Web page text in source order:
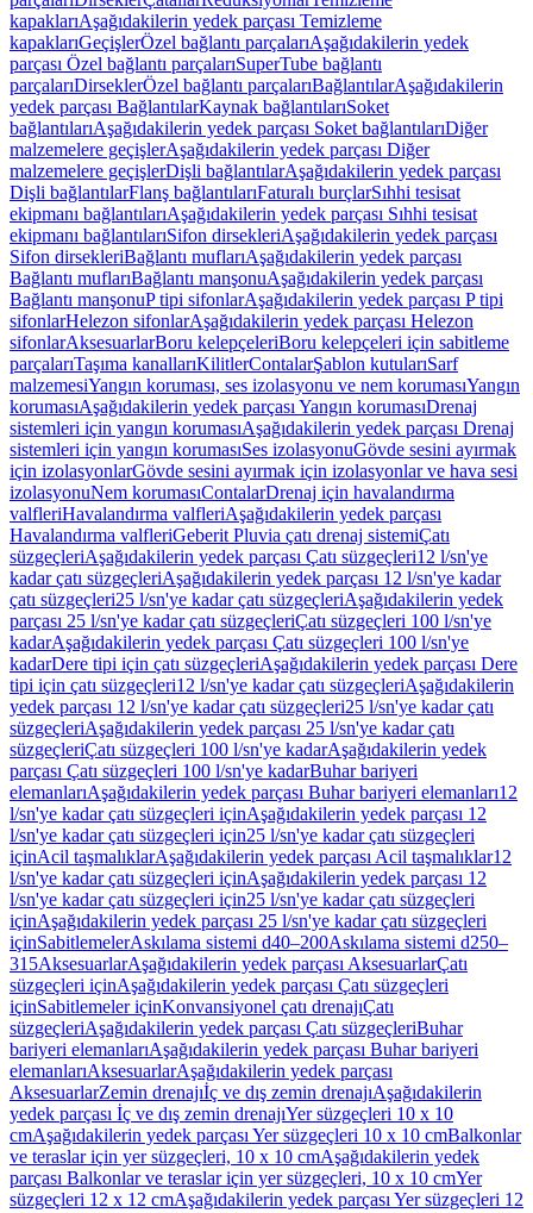
kapaklarıAşağıdakilerin yedek parçası Temizleme
kapaklarıGeçişlerÖzel bağlantı parçalarıAşağıdakilerin yedek
parçası Özel bağlantı parçalarıSuperTube bağlantı
parçalarıDirseklerÖzel bağlantı parçalarıBağlantılarAşağıdakilerin
yedek parçası BağlantılarKaynak bağlantılarıSoket
bağlantılarıAşağıdakilerin yedek parçası Soket bağlantılarıDiğer
malzemelere geçişlerAşağıdakilerin yedek parçası Diğer
malzemelere geçişlerDişli bağlantılarAşağıdakilerin yedek parçası
Dişli bağlantılarFlanş bağlantılarıFaturalı burçlarSıhhi tesisat
ekipmanı bağlantılarıAşağıdakilerin yedek parçası Sıhhi tesisat
ekipmanı bağlantılarıSifon dirsekleriAşağıdakilerin yedek parçası
Sifon dirsekleriBağlantı muflarıAşağıdakilerin yedek parçası
Bağlantı muflarıBağlantı manşonuAşağıdakilerin yedek parçası
Bağlantı manşonuP tipi sifonlarAşağıdakilerin yedek parçası P tipi
sifonlarHelezon sifonlarAşağıdakilerin yedek parçası Helezon
sifonlarAksesuarlarBoru kelepçeleriBoru kelepçeleri için sabitleme
parçalarıTaşıma kanallarıKilitlerContalarŞablon kutularıSarf
malzemesiYangın koruması, ses izolasyonu ve nem korumasıYangın
korumasıAşağıdakilerin yedek parçası Yangın korumasıDrenaj
sistemleri için yangın korumasıAşağıdakilerin yedek parçası Drenaj
sistemleri için yangın korumasıSes izolasyonuGövde sesini ayırmak
için izolasyonlarGövde sesini ayırmak için izolasyonlar ve hava sesi
izolasyonuNem korumasıContalarDrenaj için havalandırma
valfleriHavalandırma valfleriAşağıdakilerin yedek parçası
Havalandırma valfleriGeberit Pluvia çatı drenaj sistemiÇatı
süzgeçleriAşağıdakilerin yedek parçası Çatı süzgeçleri12 l/sn'ye
kadar çatı süzgeçleriAşağıdakilerin yedek parçası 12 l/sn'ye kadar
çatı süzgeçleri25 l/sn'ye kadar çatı süzgeçleriAşağıdakilerin yedek
parçası 25 l/sn'ye kadar çatı süzgeçleriÇatı süzgeçleri 100 l/sn'ye
kadarAşağıdakilerin yedek parçası Çatı süzgeçleri 100 l/sn'ye
kadarDere tipi için çatı süzgeçleriAşağıdakilerin yedek parçası Dere
tipi için çatı süzgeçleri12 l/sn'ye kadar çatı süzgeçleriAşağıdakilerin
yedek parçası 12 l/sn'ye kadar çatı süzgeçleri25 l/sn'ye kadar çatı
süzgeçleriAşağıdakilerin yedek parçası 25 l/sn'ye kadar çatı
süzgeçleriÇatı süzgeçleri 100 l/sn'ye kadarAşağıdakilerin yedek
parçası Çatı süzgeçleri 100 l/sn'ye kadarBuhar bariyeri
elemanlarıAşağıdakilerin yedek parçası Buhar bariyeri elemanları12
l/sn'ye kadar çatı süzgeçleri içinAşağıdakilerin yedek parçası 12
l/sn'ye kadar çatı süzgeçleri için25 l/sn'ye kadar çatı süzgeçleri
içinAcil taşmalıklarAşağıdakilerin yedek parçası Acil taşmalıklar12
l/sn'ye kadar çatı süzgeçleri içinAşağıdakilerin yedek parçası 12
l/sn'ye kadar çatı süzgeçleri için25 l/sn'ye kadar çatı süzgeçleri
içinAşağıdakilerin yedek parçası 25 l/sn'ye kadar çatı süzgeçleri
içinSabitlemelerAskılama sistemi d40–200Askılama sistemi d250–
315AksesuarlarAşağıdakilerin yedek parçası AksesuarlarÇatı
süzgeçleri içinAşağıdakilerin yedek parçası Çatı süzgeçleri
içinSabitlemeler içinKonvansiyonel çatı drenajıÇatı
süzgeçleriAşağıdakilerin yedek parçası Çatı süzgeçleriBuhar
bariyeri elemanlarıAşağıdakilerin yedek parçası Buhar bariyeri
elemanlarıAksesuarlarAşağıdakilerin yedek parçası
AksesuarlarZemin drenajıİç ve dış zemin drenajıAşağıdakilerin
yedek parçası İç ve dış zemin drenajıYer süzgeçleri 10 x 10
cmAşağıdakilerin yedek parçası Yer süzgeçleri 10 x 10 cmBalkonlar
ve teraslar için yer süzgeçleri, 10 x 10 cmAşağıdakilerin yedek
parçası Balkonlar ve teraslar için yer süzgeçleri, 10 x 10 cmYer
süzgeçleri 12 x 12 cmAşağıdakilerin yedek parçası Yer süzgeçleri 12